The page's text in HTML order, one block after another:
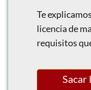
Te
licencia de
requisitos
Sacar